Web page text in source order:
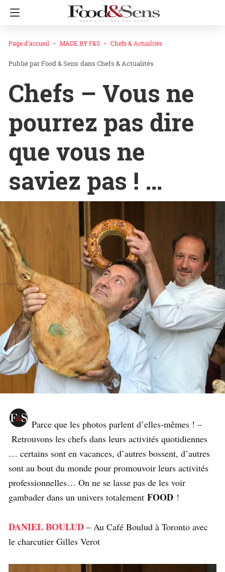
Page d'accueil MADE BY F&S Chefs & Actualités
Food & Sens dans Chefs & Actualités
Chefs – Vous ne
pourrez pas dire
que vous ne
saviez pas ! …
Parce que les photos parlent d’elles-mêmes ! –
Retrouvons les chefs dans leurs activités quotidiennes
… certains sont en vacances, d’autres bossent, d’autres
sont au bout du monde pour promouvoir leurs activités
professionnelles… On ne se lasse pas de les voir
gambader dans un univers totalement FOOD !
DANIEL BOULUD – Au Café Boulud à Toronto avec
le charcutier Gilles Verot